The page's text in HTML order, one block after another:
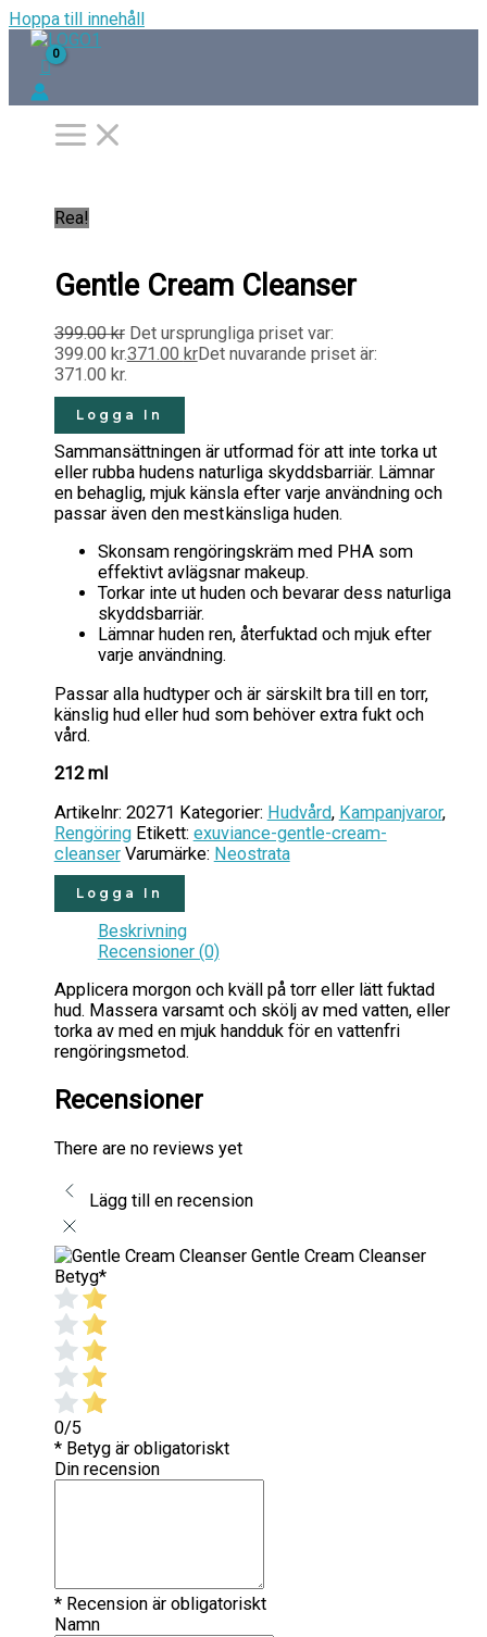
Hoppa till innehåll
Rea!
Gentle Cream Cleanser
399.00kr Det ursprungliga priset var:
399.00 kr.371.00 krDet nuvarande priset är:
371.00 kr.
Logga In
Sammansättningen är utformad för att inte torka ut
eller rubba hudens naturliga skyddsbarriär. Lämnar
en behaglig, mjuk känsla efter varje användning och
passar även den mest känsliga huden.
Skonsam rengöringskräm med PHA som
effektivt avlägsnar makeup.
Torkar inte ut huden och bevarar dess naturliga
skyddsbarriär.
Lämnar huden ren, återfuktad och mjuk efter
varje användning.
Passar alla hudtyper och är särskilt bra till en torr,
känslig hud eller hud som behöver extra fukt och
vård.
212 ml
Artikelnr: 20271 Kategorier: Hudvård, Kampanjvaror,
Rengöring Etikett: exuviance-gentle-cream-
cleanser Varumärke: Neostrata
Logga In
Beskrivning
Recensioner (0)
Applicera morgon och kväll på torr eller lätt fuktad
hud. Massera varsamt och skölj av med vatten, eller
torka av med en mjuk handduk för en vattenfri
rengöringsmetod.
Recensioner
There are no reviews yet
Lägg till en recension
Gentle Cream Cleanser
Betyg*
0/5
* Betyg är obligatoriskt
Din recension
* Recension är obligatoriskt
Namn